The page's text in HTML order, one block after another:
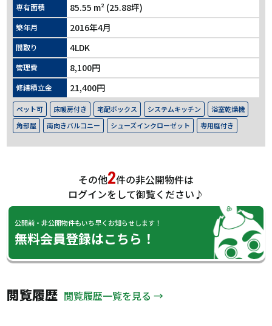
専有面積 85.55 m² (25.88坪)
築年月 2016年4月
間取り 4LDK
管理費 8,100円
修繕積立金 21,400円
ペット可 床暖房付き 宅配ボックス システムキッチン
浴室乾燥機
角部屋
南向きバルコニー シューズインクローゼット 専用庭付き
その他2件の非公開物件は
ログインをして御覧ください♪
公開前・非公開物件もいち早くお知らせします！
無料会員登録はこちら！
閲覧履歴 閲覧履歴一覧を見る →